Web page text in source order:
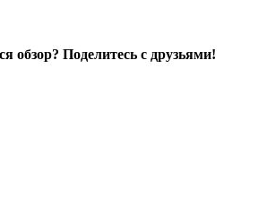
обзор? Поделитесь с друзьями!